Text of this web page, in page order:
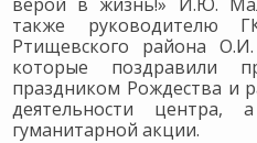
также руководителю
Ртищевского района
которые поздравили
праздником Рождества и
деятельности
гуманитарной акции.